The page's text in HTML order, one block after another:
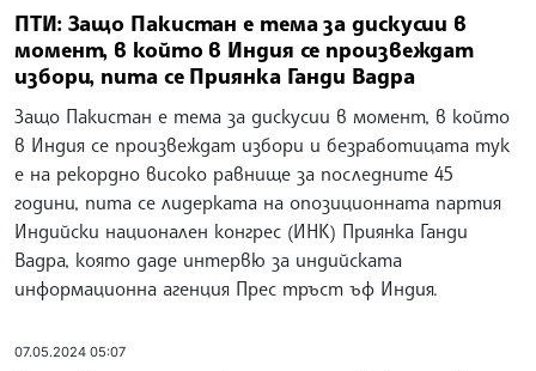
ПТИ: Защо Пакистан e тема за дискусии в
момент, в който в Индия се произвеждат
избори, пита се Приянка Ганди Вадра
Защо Пакистан e тема за дискусии в момент, в който
в Индия се произвеждат избори и безработицата тук
е на рекордно високо равнище за последните 45
години, пита се лидерката на опозиционната партия
Индийски национален конгрес (ИНК) Приянка Ганди
Вадра, която даде интервю за индийската
информационна агенция Прес тръст ъф Индия.
07.05.2024 05:07